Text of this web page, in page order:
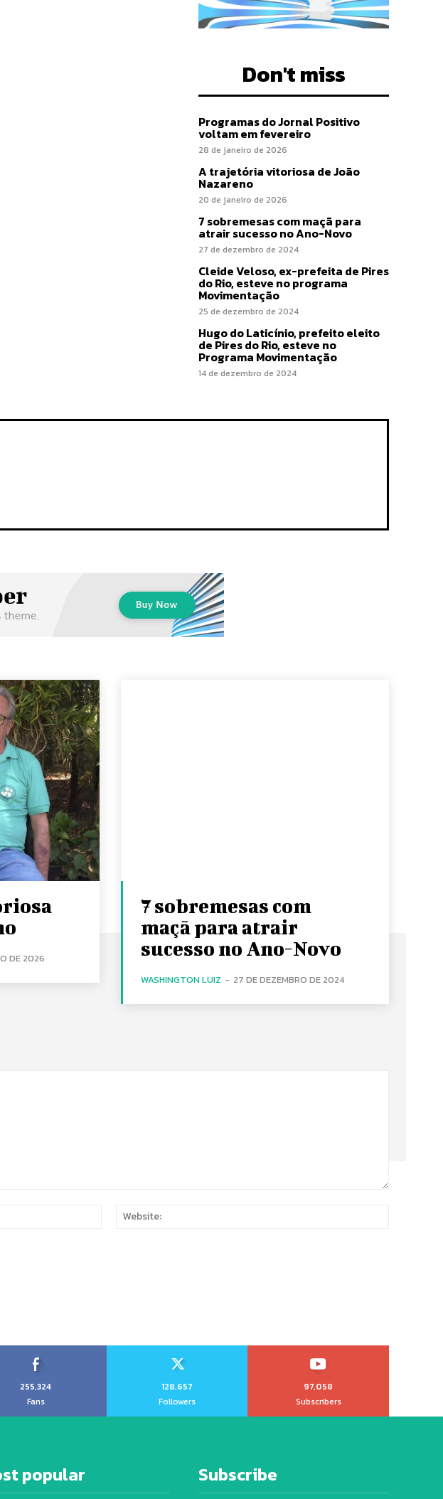
Don't miss
Programas do Jornal Positivo
voltam em fevereiro
28 de janeiro de 2026
A trajetória vitoriosa de João
Nazareno
20 de janeiro de 2026
7 sobremesas com maçã para
atrair sucesso no Ano-Novo
27 de dezembro de 2024
Cleide Veloso, ex-prefeita de Pires
do Rio, esteve no programa
Movimentação
25 de dezembro de 2024
Hugo do Laticínio, prefeito eleito
de Pires do Rio, esteve no
Programa Movimentação
14 de dezembro de 2024
DE 2026
7 sobremesas com
maçã para atrair
sucesso no Ano-Novo
WASHINGTON LUIZ - 27 DE DEZEMBRO DE 2024
Email:
255,324
Fans
128,657
Followers
97,058
Subscribers
popular Subscribe